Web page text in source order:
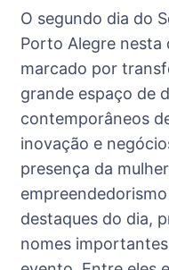
O segundo dia do
Porto Alegre
marcado por
grande espaço de
contemporâneos
inovação e
presença da
destaques do dia,
nomes